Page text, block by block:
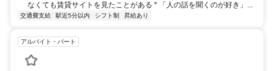
なくても賃貸サイトを見たことがある * 「人の話を聞くのが好き」...
交通費支給 駅近5分以内 シフト制 昇給あり
アルバイト・パート